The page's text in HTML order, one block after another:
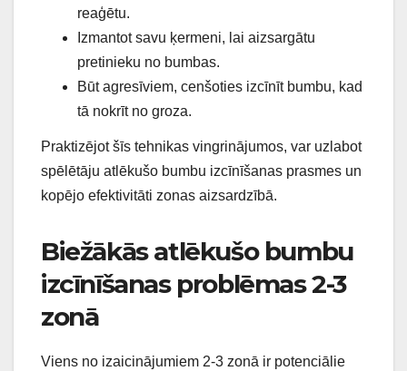
reaģētu.
Izmantot savu ķermeni, lai aizsargātu
pretinieku no bumbas.
Būt agresīviem, cenšoties izcīnīt bumbu, kad
tā nokrīt no groza.
Praktizējot šīs tehnikas vingrinājumos, var uzlabot
spēlētāju atlēkušo bumbu izcīnīšanas prasmes un
kopējo efektivitāti zonas aizsardzībā.
Biežākās atlēkušo bumbu
izcīnīšanas problēmas 2-3
zonā
Viens no izaicinājumiem 2-3 zonā ir potenciālie